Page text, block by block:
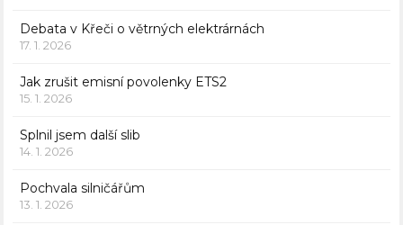
Debata v Křeči o větrných elektrárnách
17. 1. 2026
Jak zrušit emisní povolenky ETS2
15. 1. 2026
Splnil jsem další slib
14. 1. 2026
Pochvala silničářům
13. 1. 2026